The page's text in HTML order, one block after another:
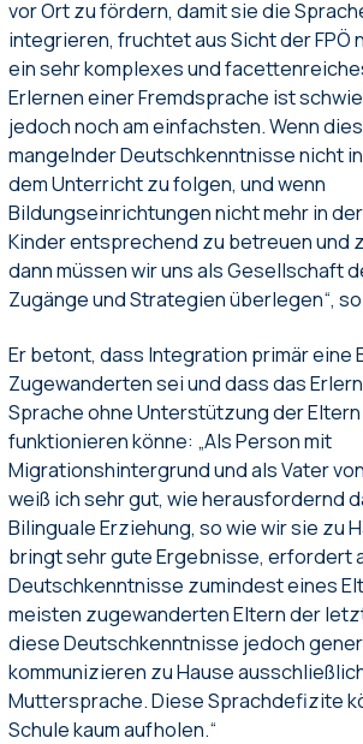
vor Ort zu fördern, damit sie die
integrieren, fruchtet aus Sicht der FPÖ
ein sehr komplexes und
Erlernen einer Fremdsprache ist
jedoch noch am einfachsten. Wenn
mangelnder Deutschkenntnisse nicht
dem Unterricht zu folgen, und wenn
Bildungseinrichtungen nicht mehr in
Kinder entsprechend zu betreuen und
dann müssen wir uns als Gesellschaft
Zugänge und Strategien überlegen“,
Er betont, dass Integration primär eine
Zugewanderten sei und dass das
Sprache ohne Unterstützung der Eltern
funktionieren könne: „Als Person mit
Migrationshintergrund und als Vater
weiß ich sehr gut, wie herausfordernd
Bilinguale Erziehung, so wie wir sie zu
bringt sehr gute Ergebnisse, erfordert
Deutschkenntnisse zumindest eines
meisten zugewanderten Eltern der
diese Deutschkenntnisse jedoch
kommunizieren zu Hause
Muttersprache. Diese Sprachdefizite
Schule kaum aufholen.“